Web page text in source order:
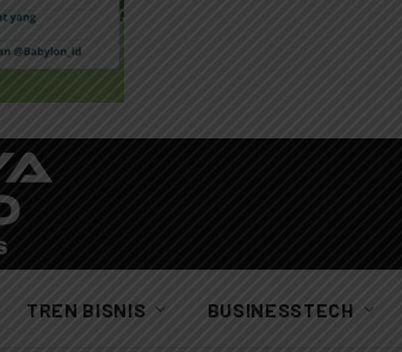
TREN BISNIS BUSINESSTECH